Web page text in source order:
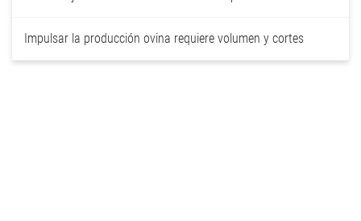
Impulsar la producción ovina requiere volumen y cortes